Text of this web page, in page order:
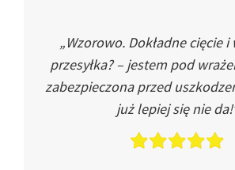
„Wzorowo. Dokładne cięcie i
przesyłka? – jestem pod
zabezpieczona przed
już lepiej się nie